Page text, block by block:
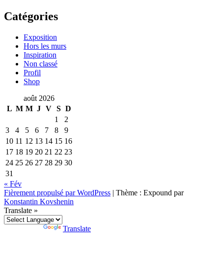
Catégories
Exposition
Hors les murs
Inspiration
Non classé
Profil
Shop
août 2026
L M M J V S D
1
2
3
4 5 6 7 8
9
10 11 12 13 14 15 16
17 18 19 20 21 22 23
24 25 26 27 28 29 30
31
« Fév
Fièrement propulsé par WordPress | Thème : Expound par
Konstantin Kovshenin
Translate »
Translate